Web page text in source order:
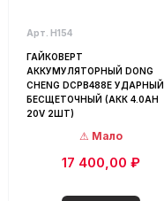
Арт. Н154
ГАЙКОВЕРТ
АККУМУЛЯТОРНЫЙ DONG
CHENG DCPB488E УДАРНЫЙ
БЕСЩЕТОЧНЫЙ (АКК 4.0AH
20V 2ШТ)
Мало
17 400,00 ₽